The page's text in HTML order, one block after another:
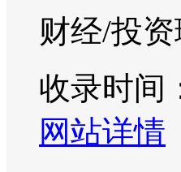
财经/投
收录时间
网站详情